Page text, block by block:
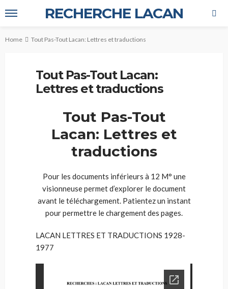
RECHERCHE LACAN
Home Tout Pas-Tout Lacan: Lettres et traductions
Tout Pas-Tout Lacan:
Lettres et traductions
Tout Pas-Tout
Lacan: Lettres et
traductions
Pour les documents inférieurs à 12 M° une
visionneuse permet d’explorer le document
avant le téléchargement. Patientez un instant
pour permettre le chargement des pages.
LACAN LETTRES ET TRADUCTIONS 1928-
1977